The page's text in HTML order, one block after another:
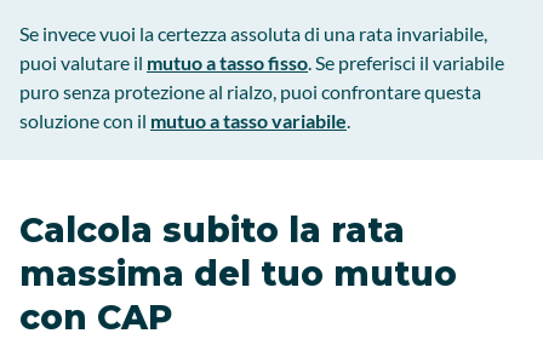
Se invece vuoi la certezza assoluta di una rata invariabile,
puoi valutare il mutuo a tasso fisso. Se preferisci il variabile
puro senza protezione al rialzo, puoi confrontare questa
soluzione con il mutuo a tasso variabile.
Calcola subito la rata
massima del tuo mutuo
con CAP